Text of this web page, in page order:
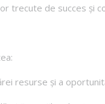
trecute de succes și
resurse și a